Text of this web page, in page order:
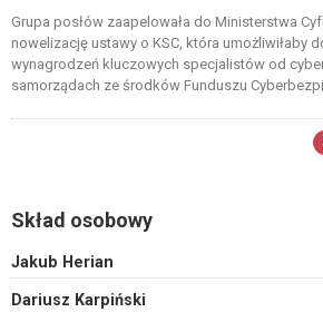
Grupa posłów zaapelowała do Ministerstwa
nowelizację ustawy o KSC, która umożliwiłaby
wynagrodzeń kluczowych specjalistów od
samorządach ze środków Funduszu
Skład osobowy
Jakub Herian
Dariusz Karpiński